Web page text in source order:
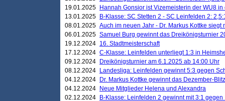
19.01.2025
Hannah Gonsior ist Vizemeisterin der WU8 in
13.01.2025
B-Klasse: SC Stetten 2 - SC Leinfelden 2:
08.01.2025 Auch im neuen Jahr - Dr. Markus Kottke
06.01.2025 Samuel Burg gewinnt das Dreikönigsturnier
19.12.2024 16. Stadtmeisterschaft
17.12.2024 C-Klasse: Leinfelden unterliegt 1:3 in
09.12.2024
Dreikönigsturnier am 6.1.2025 ab 14:00 Uhr
08.12.2024
Landesliga: Leinfelden gewinnt 5:3 gegen
04.12.2024
Dr. Markus Kottke gewinnt das Dezember-
04.12.2024
Neue Mitglieder Helena und Alexandra
02.12.2024
B-Klasse: Leinfelden 2 gewinnt mit 3:1